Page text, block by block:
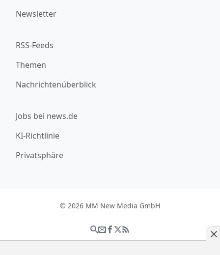
Newsletter
RSS-Feeds
Themen
Nachrichtenüberblick
Jobs bei news.de
KI-Richtlinie
Privatsphäre
© 2026 MM New Media GmbH